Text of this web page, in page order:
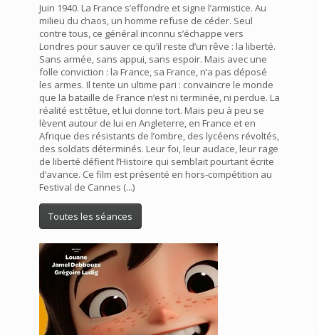
Juin 1940. La France s’effondre et signe l’armistice. Au
milieu du chaos, un homme refuse de céder. Seul
contre tous, ce général inconnu s’échappe vers
Londres pour sauver ce qu’il reste d’un rêve : la liberté.
Sans armée, sans appui, sans espoir. Mais avec une
folle conviction : la France, sa France, n’a pas déposé
les armes. Il tente un ultime pari : convaincre le monde
que la bataille de France n’est ni terminée, ni perdue. La
réalité est têtue, et lui donne tort. Mais peu à peu se
lèvent autour de lui en Angleterre, en France et en
Afrique des résistants de l’ombre, des lycéens révoltés,
des soldats déterminés. Leur foi, leur audace, leur rage
de liberté défient l’Histoire qui semblait pourtant écrite
d’avance. Ce film est présenté en hors-compétition au
Festival de Cannes (...)
Toutes les séances